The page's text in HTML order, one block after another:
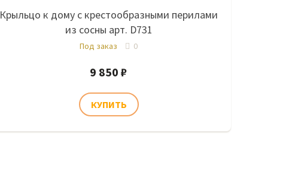
Крыльцо к дому с крестообразными перилами
из сосны арт. D731
Под заказ 0
9 850 ₽